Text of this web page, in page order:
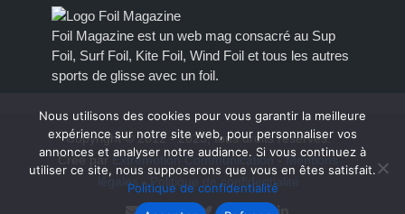
Foil Magazine est un web mag consacré au Sup
Foil, Surf Foil, Kite Foil, Wind Foil et tous les autres
sports de glisse avec un foil.
Copyright © 2012 - 2023, tous droits réservés.
Créé par Extremotion Communication-Mentions
légales
-Politique de confidentialité
Nous utilisons des cookies pour vous garantir la meilleure
expérience sur notre site web, pour personnaliser vos
annonces et analyser notre audiance. Si vous continuez à
utiliser ce site, nous supposerons que vous en êtes satisfait.
Politique de confidentialité